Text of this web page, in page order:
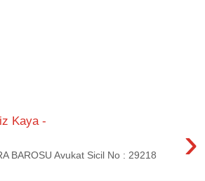
Kaya -
›
BAROSU Avukat Sicil No : 29218